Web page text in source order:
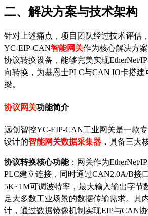
二、解决方案与技术架构
针对上述痛点，项目团队经过技术评估
YC-EIP-CAN智能网关作为核心解决方
协议转换设备，能够完美实现EtherNet/
向转换，为基恩士PLC与CAN IO卡搭建
梁。
协议网关功能简介
远创智控YC-EIP-CAN工业网关是一款
设计的智能网关数据采集器 ，具备三大
协议转换核心功能：网关作为EtherNet/
PLC建立连接，同时通过CAN2.0A/B接
5K~1M可调波特率，最大输入输出字节
足大多数工业场景的数据传输需求。其
计，通过数据镜像机制实现EIP与CAN